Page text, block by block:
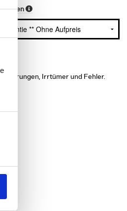
Irrtümer und Fehler.